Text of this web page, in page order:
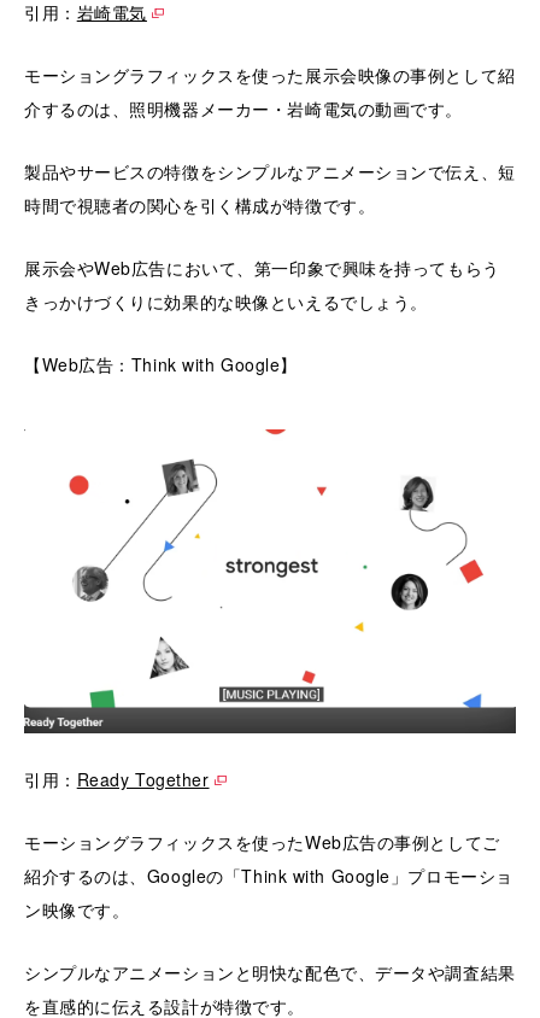
引用： 岩崎電気
モーショングラフィックスを使った展示会映像の事例として紹
介するのは、照明機器メーカー・岩崎電気の動画です。
製品やサービスの特徴をシンプルなアニメーションで伝え、短
時間で視聴者の関心を引く構成が特徴です。
展示会やWeb広告において、第一印象で興味を持ってもらう
きっかけづくりに効果的な映像といえるでしょう。
【Web広告：Think with Google】
引用： Ready Together
モーショングラフィックスを使ったWeb広告の事例としてご
紹介するのは、Googleの「Think with Google」プロモーショ
ン映像です。
シンプルなアニメーションと明快な配色で、データや調査結果
を直感的に伝える設計が特徴です。